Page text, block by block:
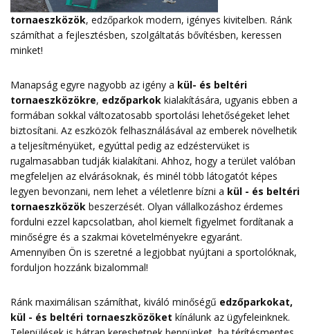
tornaeszközök, edzőparkok modern, igényes kivitelben. Ránk
számíthat a fejlesztésben, szolgáltatás bővítésben, keressen
minket!
Manapság egyre nagyobb az igény a kül- és beltéri
tornaeszközökre, edzőparkok kialakítására, ugyanis ebben a
formában sokkal változatosabb sportolási lehetőségeket lehet
biztosítani. Az eszközök felhasználásával az emberek növelhetik
a teljesítményüket, egyúttal pedig az edzéstervüket is
rugalmasabban tudják kialakítani. Ahhoz, hogy a terület valóban
megfeleljen az elvárásoknak, és minél több látogatót képes
legyen bevonzani, nem lehet a véletlenre bízni a kül - és beltéri
tornaeszközök beszerzését. Olyan vállalkozáshoz érdemes
fordulni ezzel kapcsolatban, ahol kiemelt figyelmet fordítanak a
minőségre és a szakmai követelményekre egyaránt.
Amennyiben Ön is szeretné a legjobbat nyújtani a sportolóknak,
forduljon hozzánk bizalommal!
Ránk maximálisan számíthat, kiváló minőségű edzőparkokat,
kül - és beltéri tornaeszközöket kínálunk az ügyfeleinknek.